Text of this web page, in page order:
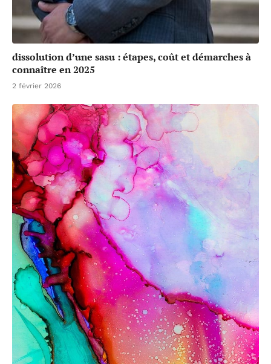
dissolution d’une sasu : étapes, coût et démarches à
connaître en 2025
2 février 2026